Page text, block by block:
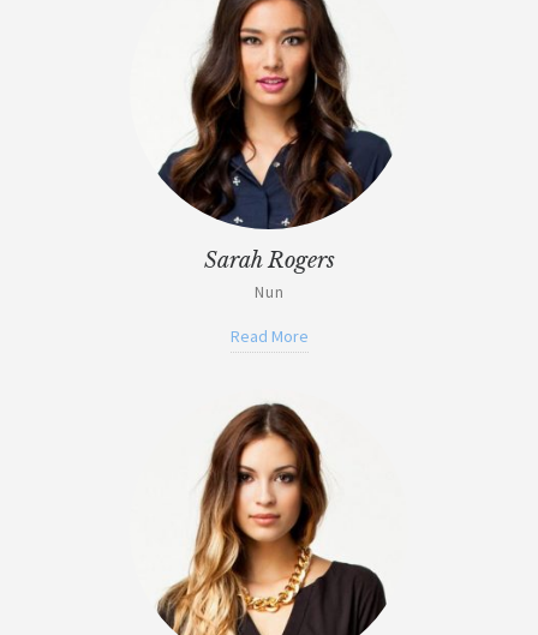
Sarah Rogers
Nun
Read More